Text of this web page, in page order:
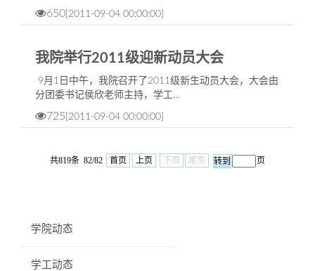
650 [2011-09-04 00:00:00]
我院举行2011级迎新动员大会
9月1日中午，我院召开了2011级新生动员大会，大会由
分团委书记侯欣老师主持，学工…
725 [2011-09-04 00:00:00]
共819条 82/82 首页 上页 下页 尾页 页
学院动态
学工动态